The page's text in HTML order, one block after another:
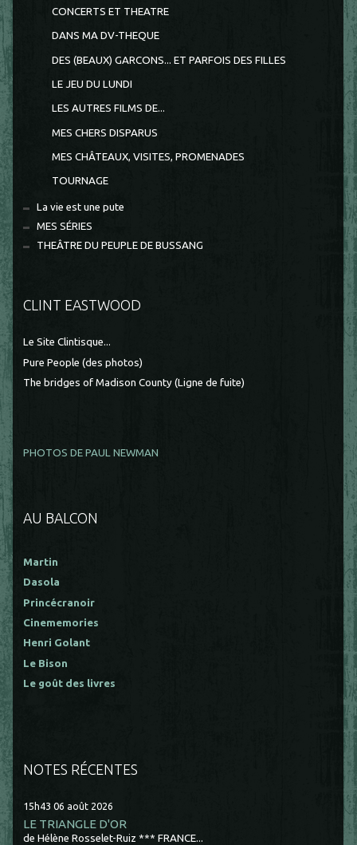
CONCERTS ET THEATRE
DANS MA DV-THEQUE
DES (BEAUX) GARCONS... ET PARFOIS DES FILLES
LE JEU DU LUNDI
LES AUTRES FILMS DE...
MES CHERS DISPARUS
MES CHÂTEAUX, VISITES, PROMENADES
TOURNAGE
La vie est une pute
MES SÉRIES
THEÂTRE DU PEUPLE DE BUSSANG
CLINT EASTWOOD
Le Site Clintisque...
Pure People (des photos)
The bridges of Madison County (Ligne de fuite)
PHOTOS DE PAUL NEWMAN
AU BALCON
Martin
Dasola
Princécranoir
Cinememories
Henri Golant
Le Bison
Le goût des livres
NOTES RÉCENTES
15h43 06 août 2026
LE TRIANGLE D'OR
de Hélène Rosselet-Ruiz *** FRANCE...